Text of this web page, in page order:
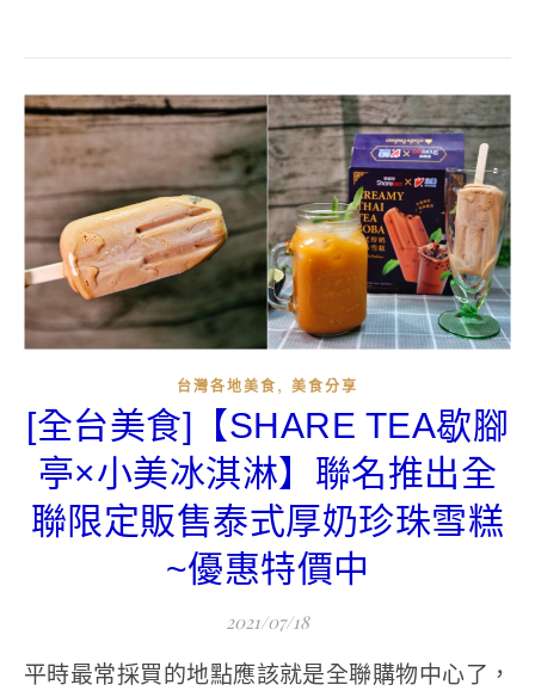
台灣各地美食 , 美食分享
[全台美食]【SHARE TEA歇腳
亭×小美冰淇淋】聯名推出全
聯限定販售泰式厚奶珍珠雪糕
~優惠特價中
2021/07/18
平時最常採買的地點應該就是全聯購物中心了，